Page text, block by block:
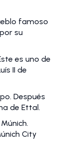
famoso
su
es uno de
II de
Después
de Ettal.
City